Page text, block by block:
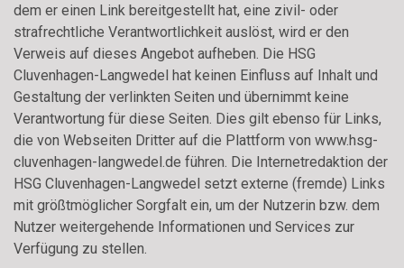
dem er einen Link bereitgestellt hat, eine zivil- oder
strafrechtliche Verantwortlichkeit auslöst, wird er den
Verweis auf dieses Angebot aufheben. Die HSG
Cluvenhagen-Langwedel hat keinen Einfluss auf Inhalt und
Gestaltung der verlinkten Seiten und übernimmt keine
Verantwortung für diese Seiten. Dies gilt ebenso für Links,
die von Webseiten Dritter auf die Plattform von www.hsg-
cluvenhagen-langwedel.de führen. Die Internetredaktion der
HSG Cluvenhagen-Langwedel setzt externe (fremde) Links
mit größtmöglicher Sorgfalt ein, um der Nutzerin bzw. dem
Nutzer weitergehende Informationen und Services zur
Verfügung zu stellen.